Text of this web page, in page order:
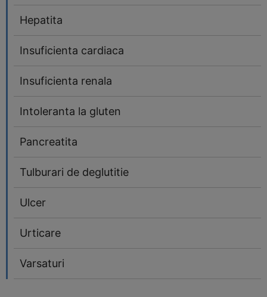
Hepatita
Insuficienta cardiaca
Insuficienta renala
Intoleranta la gluten
Pancreatita
Tulburari de deglutitie
Ulcer
Urticare
Varsaturi